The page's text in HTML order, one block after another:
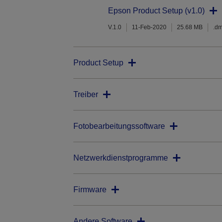
Epson Product Setup (v1.0)
V.1.0 11-Feb-2020 25.68 MB
Product Setup
Treiber
Fotobearbeitungssoftware
Netzwerkdienstprogramme
Firmware